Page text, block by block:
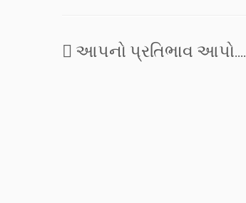
આપનો પ્રતિભાવ આપો....